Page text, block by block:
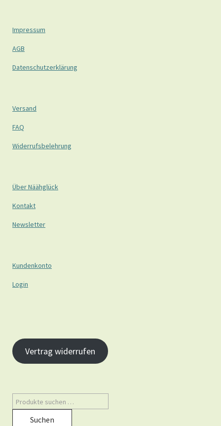
Impressum
AGB
Datenschutzerklärung
Versand
FAQ
Widerrufsbelehrung
Über Näähglück
Kontakt
Newsletter
Kundenkonto
Login
Vertrag widerrufen
Suchen